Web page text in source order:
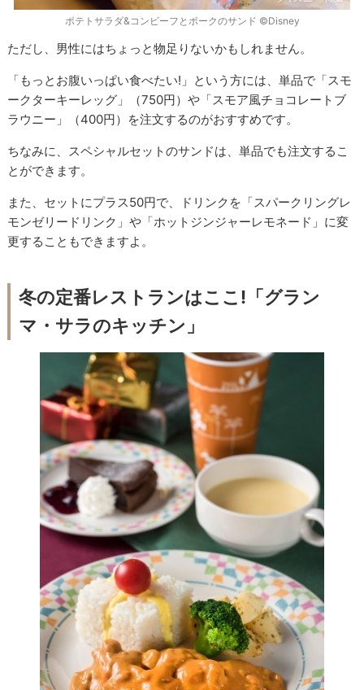
ポテトサラダ&コンビーフとポークのサンド ©Disney
ただし、男性にはちょっと物足りないかもしれません。
「もっとお腹いっぱい食べたい!」という方には、単品で「スモ
ークターキーレッグ」（750円）や「スモア風チョコレートブ
ラウニー」（400円）を注文するのがおすすめです。
ちなみに、スペシャルセットのサンドは、単品でも注文するこ
とができます。
また、セットにプラス50円で、ドリンクを「スパークリングレ
モンゼリードリンク」や「ホットジンジャーレモネード」に変
更することもできますよ。
冬の定番レストランはここ!「グラン
マ・サラのキッチン」